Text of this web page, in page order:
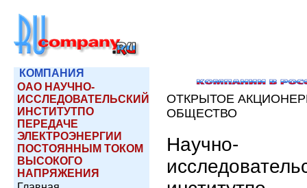
КОМПАНИЯ
ОАО НАУЧНО-
ИССЛЕДОВАТЕЛЬСКИЙ
ИНСТИТУТПО
ПЕРЕДАЧЕ
ЭЛЕКТРОЭНЕРГИИ
ПОСТОЯННЫМ ТОКОМ
ВЫСОКОГО
НАПРЯЖЕНИЯ
ОТКРЫТОЕ
ОБЩЕСТВО
Научно-